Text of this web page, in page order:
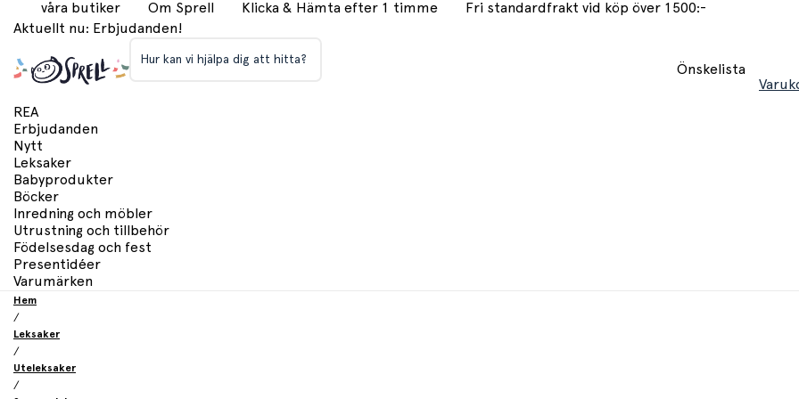
våra butiker Om Sprell Klicka & Hämta efter 1 timme
Fri standardfrakt vid köp över 1500:-
Aktuellt nu: Erbjudanden!
Hur kan vi hjälpa dig att hitta?
Önskelista
REA
Erbjudanden
Nytt
Leksaker
Babyprodukter
Böcker
Inredning och möbler
Utrustning och tillbehör
Födelsesdag och fest
Presentidéer
Varumärken
Hem
/
Leksaker
/
Uteleksaker
/